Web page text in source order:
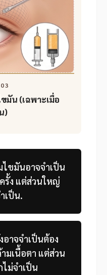
ขมัน (เฉพาะเมื่อ
)
ไขมันอาจจำเป็น
รั้ง แต่ส่วนใหญ่
เป็น.
อาจจำเป็นต้อง
มเนื้อตา แต่ส่วน
ม่จำเป็น